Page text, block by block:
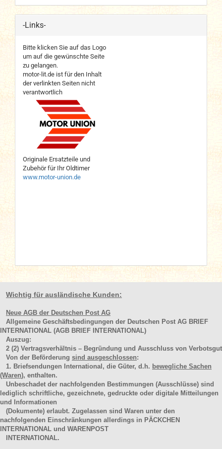
-Links-
Bitte klicken Sie auf das Logo
um auf die gewünschte Seite
zu gelangen.
motor-lit.de ist für den Inhalt
der verlinkten Seiten nicht
verantwortlich
Originale Ersatzteile und
Zubehör für Ihr Oldtimer
www.motor-union.de
Wichtig für ausländische Kunden:
Neue AGB der Deutschen Post AG
Allgemeine Geschäftsbedingungen der Deutschen Post AG BRIEF
INTERNATIONAL (AGB BRIEF INTERNATIONAL)
Auszug:
2 (2) Vertragsverhältnis – Begründung und Ausschluss von Verbotsgut
Von der Beförderung sind ausgeschlossen:
1. Briefsendungen International, die Güter, d.h. bewegliche Sachen
(Waren), enthalten.
Unbeschadet der nachfolgenden Bestimmungen (Ausschlüsse) sind
lediglich schriftliche, gezeichnete, gedruckte oder digitale Mitteilungen
und Informationen
(Dokumente) erlaubt. Zugelassen sind Waren unter den
nachfolgenden Einschränkungen allerdings in PÄCKCHEN
INTERNATIONAL und WARENPOST
INTERNATIONAL.